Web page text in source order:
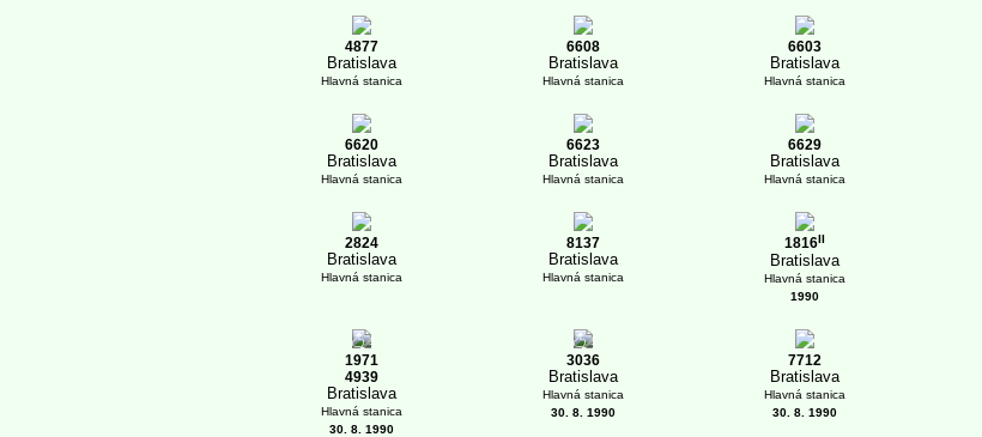
4877
Bratislava
Hlavná stanica
6608
Bratislava
Hlavná stanica
6603
Bratislava
Hlavná stanica
6620
Bratislava
Hlavná stanica
6623
Bratislava
Hlavná stanica
6629
Bratislava
Hlavná stanica
2824
Bratislava
Hlavná stanica
8137
Bratislava
Hlavná stanica
1816II
Bratislava
Hlavná stanica
1990
1
1971
4939
Bratislava
Hlavná stanica
30. 8. 1990
1
3036
Bratislava
Hlavná stanica
30. 8. 1990
7712
Bratislava
Hlavná stanica
30. 8. 1990